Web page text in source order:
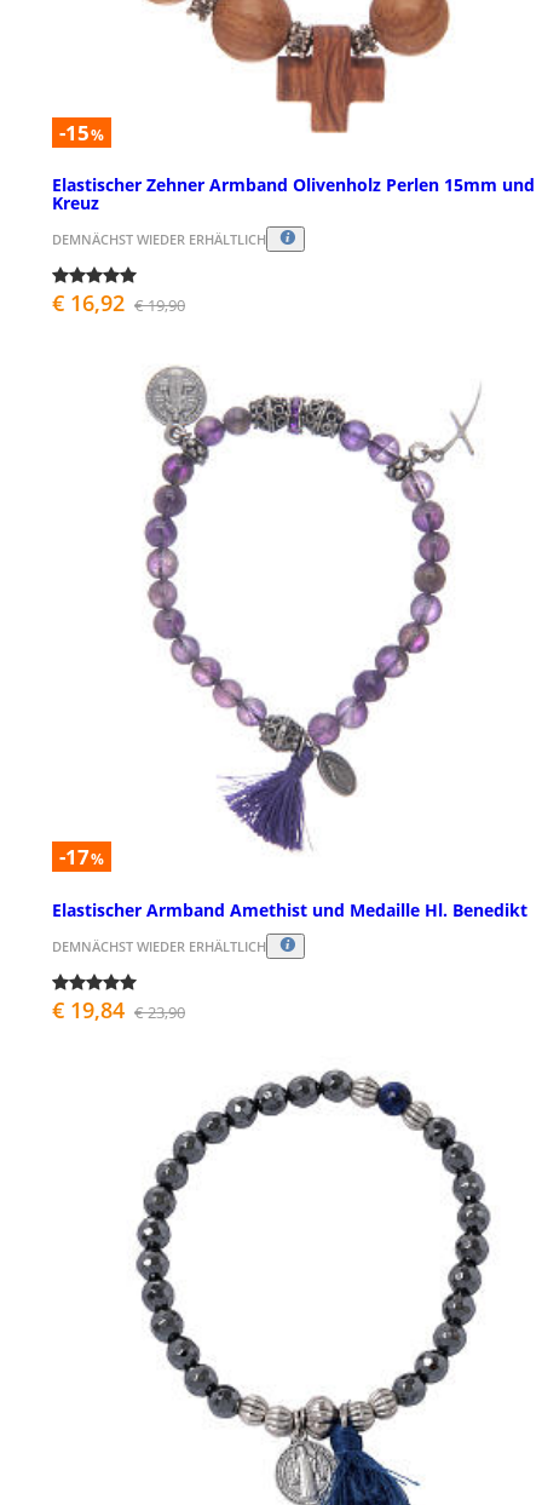
-15%
Elastischer Zehner Armband Olivenholz Perlen 15mm und
Kreuz
DEMNÄCHST WIEDER ERHÄLTLICH
€ 16,92 € 19,90
-17%
Elastischer Armband Amethist und Medaille Hl. Benedikt
DEMNÄCHST WIEDER ERHÄLTLICH
€ 19,84 € 23,90